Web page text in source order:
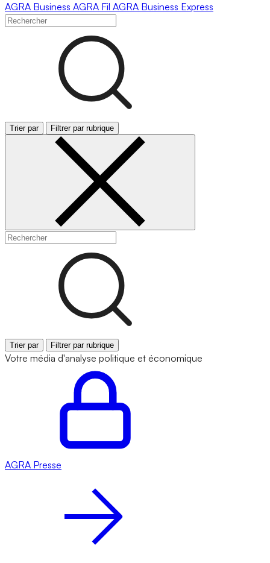
AGRA Business AGRA Fil AGRA Business Express
Trier par Filtrer par rubrique
Trier par Filtrer par rubrique
Votre média d'analyse politique et économique
AGRA Presse